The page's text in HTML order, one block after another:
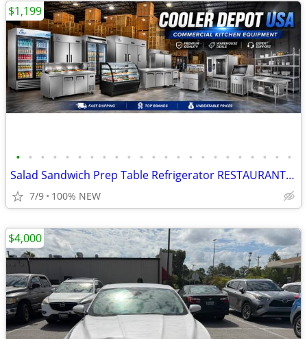
• • • • • • • • • • • • • • • • • • • • • • •
Salad Sandwich Prep Table Refrigerator RESTAURANT EQUIPMENT
7/9 100% NEW
$1,199
$4,000